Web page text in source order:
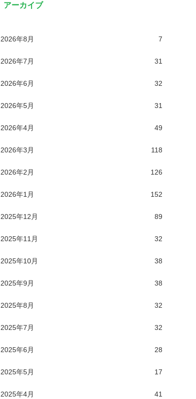
アーカイブ
2026年8月 7
2026年7月 31
2026年6月 32
2026年5月 31
2026年4月 49
2026年3月 118
2026年2月 126
2026年1月 152
2025年12月 89
2025年11月 32
2025年10月 38
2025年9月 38
2025年8月 32
2025年7月 32
2025年6月 28
2025年5月 17
2025年4月 41